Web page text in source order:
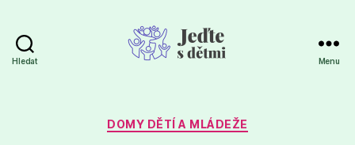
Hledat Menu
Rubriky
DOMY DĚTÍ A MLÁDEŽE